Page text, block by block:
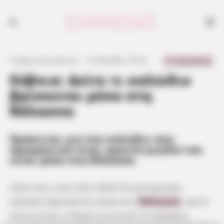
Εύβοια: Δείτε τι καλώδιο
βρίσκεται μέσα στη
θάλασσα
Πρόκειται για ένα καλώδιο που
πραγματικά είναι αρκετά μεγάλο και
θάλασσα